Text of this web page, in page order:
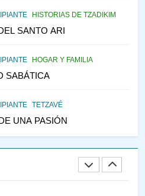
HISTORIAS DE TZADIKIM
SANTO ARI
HOGAR Y FAMILIA
SABÁTICA
TETZAVÉ
UNA PASIÓN
¿POR QUÉ
Y LA QUEJA DE
¿QUIÉN ES SABIO?